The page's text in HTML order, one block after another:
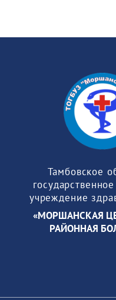
Тамбовское
учреждение
«МОРШАНСКАЯ
РАЙОННАЯ